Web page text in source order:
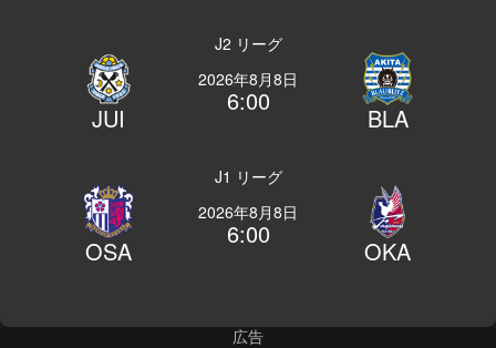
J2 リーグ
JUI
2026年8月8日
6:00
BLA
J1 リーグ
OSA
2026年8月8日
6:00
OKA
広告